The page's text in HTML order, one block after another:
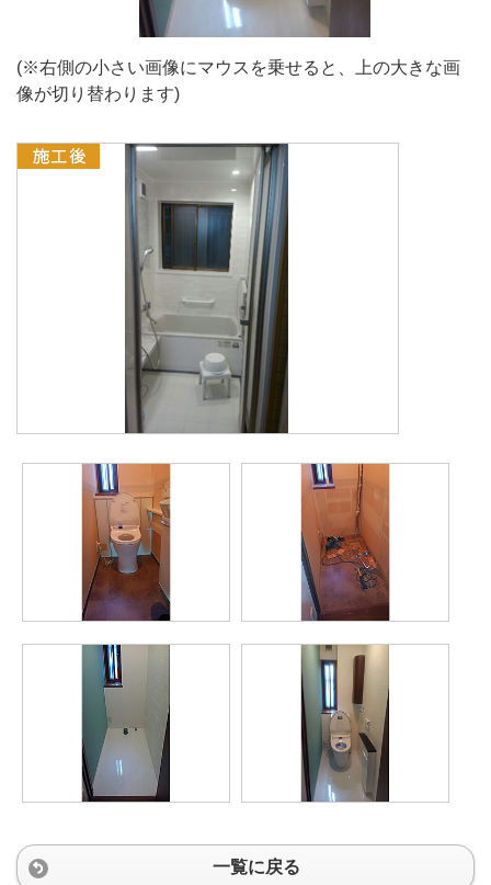
(※右側の小さい画像にマウスを乗せると、上の大きな画
像が切り替わります)
一覧に戻る